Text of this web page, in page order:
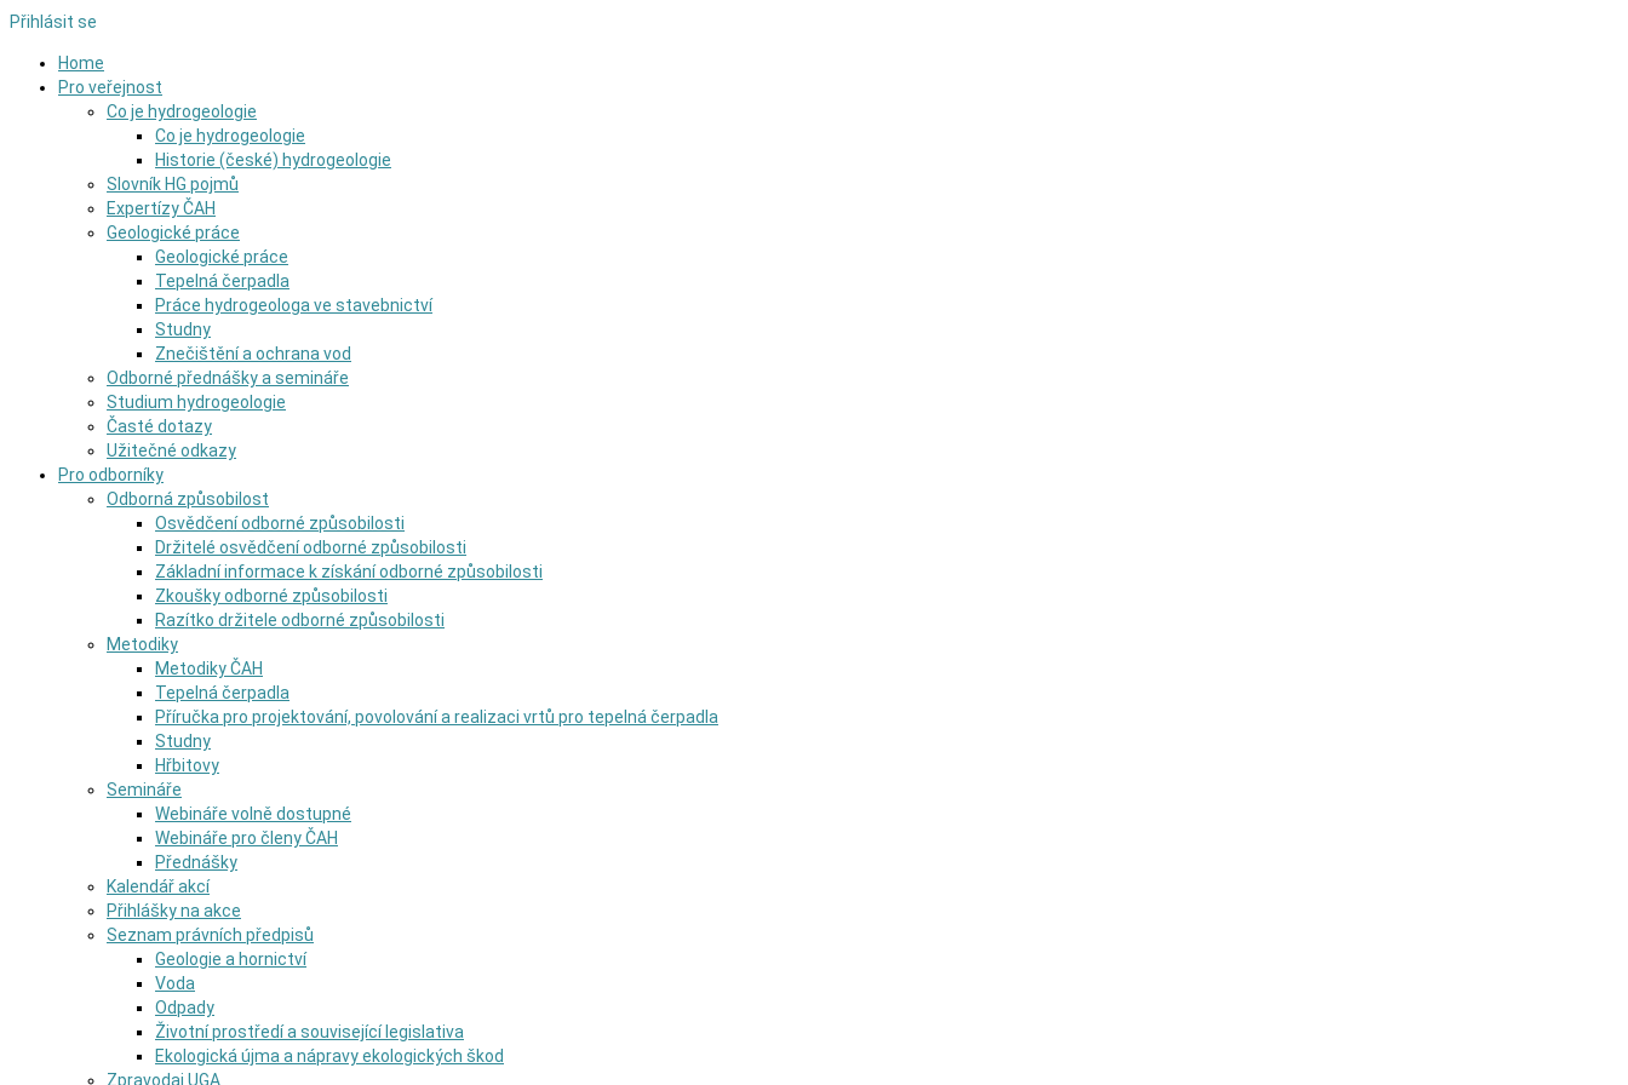
Přihlásit se
Home
Pro veřejnost
Co je hydrogeologie
Co je hydrogeologie
Historie (české) hydrogeologie
Slovník HG pojmů
Expertízy ČAH
Geologické práce
Geologické práce
Tepelná čerpadla
Práce hydrogeologa ve stavebnictví
Studny
Znečištění a ochrana vod
Odborné přednášky a semináře
Studium hydrogeologie
Časté dotazy
Užitečné odkazy
Pro odborníky
Odborná způsobilost
Osvědčení odborné způsobilosti
Držitelé osvědčení odborné způsobilosti
Základní informace k získání odborné způsobilosti
Zkoušky odborné způsobilosti
Razítko držitele odborné způsobilosti
Metodiky
Metodiky ČAH
Tepelná čerpadla
Příručka pro projektování, povolování a realizaci vrtů pro tepelná čerpadla
Studny
Hřbitovy
Semináře
Webináře volně dostupné
Webináře pro členy ČAH
Přednášky
Kalendář akcí
Přihlášky na akce
Seznam právních předpisů
Geologie a hornictví
Voda
Odpady
Životní prostředí a související legislativa
Ekologická újma a nápravy ekologických škod
Zpravodaj UGA